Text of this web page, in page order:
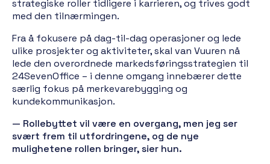
strategiske roller tidligere i karrieren, og trives godt
med den tilnærmingen.
Fra å fokusere på dag-til-dag operasjoner og lede
ulike prosjekter og aktiviteter, skal van Vuuren nå
lede den overordnede markedsføringsstrategien til
24SevenOffice – i denne omgang innebærer dette
særlig fokus på merkevarebygging og
kundekommunikasjon.
— Rollebyttet vil være en overgang, men jeg ser
svært frem til utfordringene, og de nye
mulighetene rollen bringer, sier hun.